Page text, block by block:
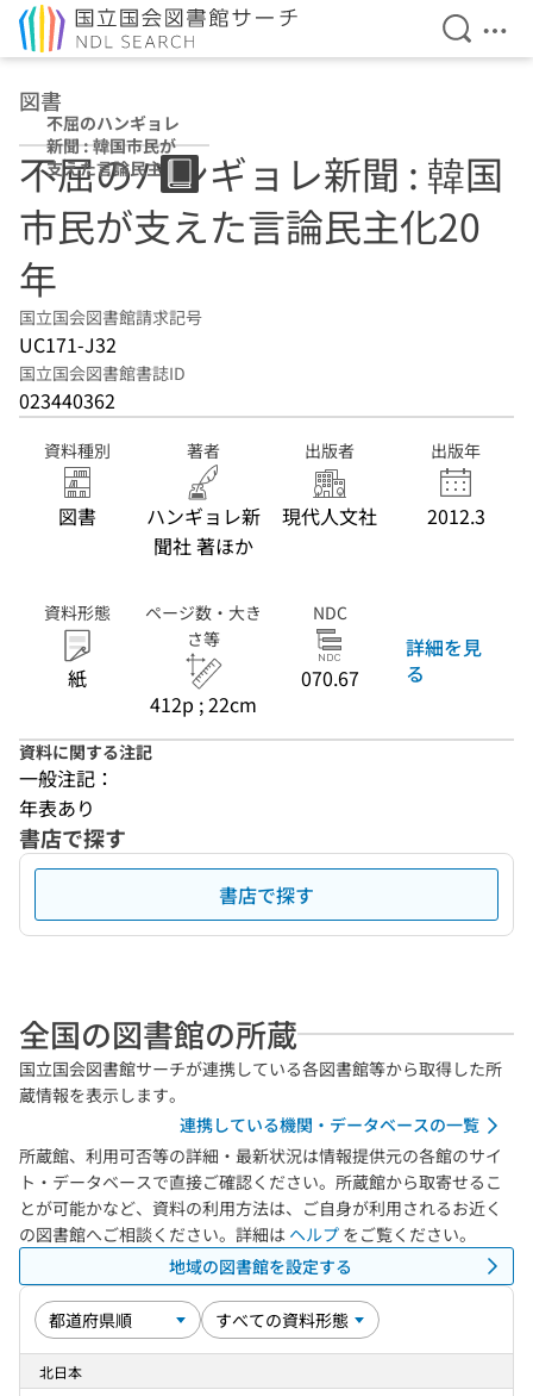
検索を
メ
図書
不屈のハンギョレ
新聞 : 韓国市民が
支えた言論民主化
20年
不屈のハンギョレ新聞 : 韓国
市民が支えた言論民主化20
年
国立国会図書館請求記号
UC171-J32
国立国会図書館書誌ID
023440362
資料種別
図書
著者
ハンギョレ新
聞社 著ほか
出版者
現代人文社
出版年
2012.3
資料形態
紙
ページ数・大き
さ等
412p ; 22cm
NDC
070.67
詳細を見
る
資料に関する注記
一般注記：
年表あり
書店で探す
書店で探す
全国の図書館の所蔵
国立国会図書館サーチが連携している各図書館等から取得した所
蔵情報を表示します。
連携している機関・データベースの一覧
所蔵館、利用可否等の詳細・最新状況は情報提供元の各館のサイ
ト・データベースで直接ご確認ください。所蔵館から取寄せるこ
とが可能かなど、資料の利用方法は、ご自身が利用されるお近く
の図書館へご相談ください。詳細は ヘルプ をご覧ください。
地域の図書館を設定する
北日本